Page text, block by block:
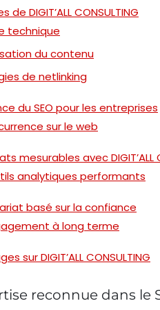
de DIGIT’ALL CONSULTING
technique
du contenu
de netlinking
du SEO pour les entreprises
sur le web
mesurables avec DIGIT’ALL
analytiques performants
basé sur la confiance
à long terme
sur DIGIT’ALL CONSULTING
reconnue dans le